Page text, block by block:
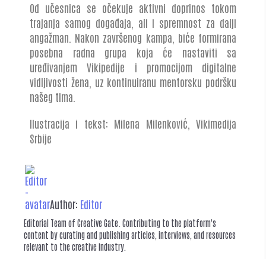
Od učesnica se očekuje aktivni doprinos tokom
trajanja samog događaja, ali i spremnost za dalji
angažman. Nakon završenog kampa, biće formirana
posebna radna grupa koja će nastaviti sa
uređivanjem Vikipedije i promocijom digitalne
vidljivosti žena, uz kontinuiranu mentorsku podršku
našeg tima.
Ilustracija i tekst: Milena Milenković, Vikimedija
Srbije
Author: Editor
Editorial Team of Creative Gate. Contributing to the platform's
content by curating and publishing articles, interviews, and resources
relevant to the creative industry.